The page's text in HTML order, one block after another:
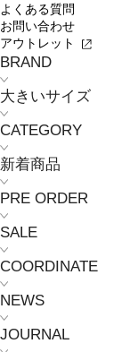
よくある質問
お問い合わせ
アウトレット
BRAND
大きいサイズ
CATEGORY
新着商品
PRE ORDER
SALE
COORDINATE
NEWS
JOURNAL